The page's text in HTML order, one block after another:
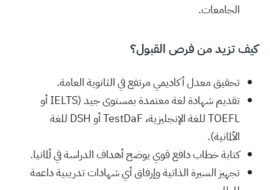
الجامعات.
كيف تزيد من فرص القبول؟
تحقيق معدل أكاديمي مرتفع في الثانوية العامة.
تقديم شهادة لغة معتمدة بمستوى جيد (IELTS أو
TOEFL للغة الإنجليزية، TestDaF أو DSH للغة
الألمانية).
كتابة خطاب دافع قوي يوضح أهداف الدراسة في ألمانيا.
تجهيز السيرة الذاتية وإرفاق أي شهادات تدريبية داعمة